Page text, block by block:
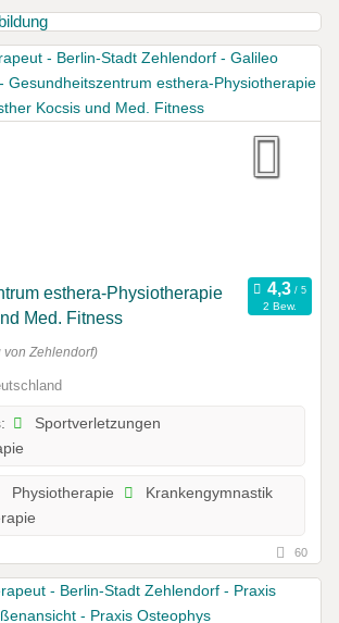
esthera-Physiotherapie
Med. Fitness
2 Bew.
von Zehlendorf)
Sportverletzungen
Physiotherapie
Krankengymnastik
60